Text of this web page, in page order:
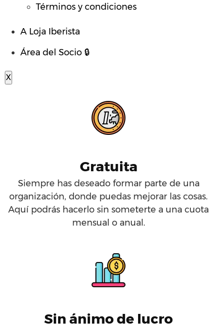
Términos y condiciones
A Loja Iberista
Área del Socio 🔒
X
Gratuita
Siempre has deseado formar parte de una
organización, donde puedas mejorar las cosas.
Aquí podrás hacerlo sin someterte a una cuota
mensual o anual.
Sin ánimo de lucro